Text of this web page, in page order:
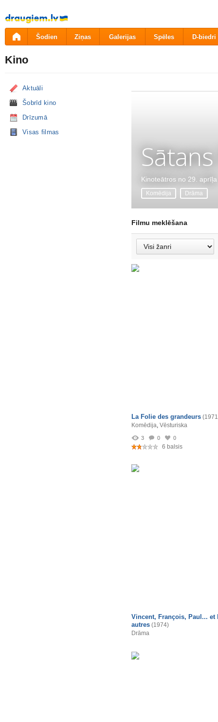
Pāriet
uz
saturu
Šodien Ziņas Galerijas Spēles D-biedri
Kino
Aktuāli
Šobrīd kino
Drīzumā
Visas filmas
Kinoteātros no 29. aprīļa
Komēdija Drāma
Filmu meklēšana
La Folie des grandeurs
Komēdija, Vēsturiska
3 0 0
6 balsis
Vincent, François, Paul... et
autres (1974)
Drāma